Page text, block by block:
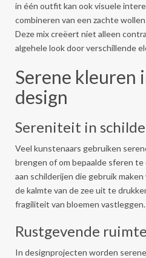
in één outfit kan ook visuele
combineren van een zachte
Deze mix creëert niet alleen
algehele look door verschillende
Serene kleuren
design
Sereniteit in
Veel kunstenaars gebruiken
brengen of om bepaalde sferen
aan schilderijen die gebruik
de kalmte van de zee uit te
fragiliteit van bloemen vastleggen.
Rustgevende
In designprojecten worden